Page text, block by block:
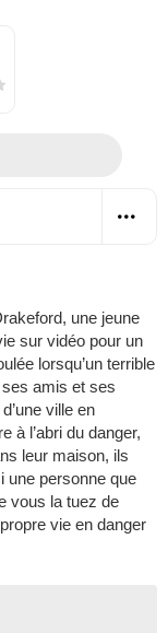
une jeune
sur vidéo pour un
lorsqu’un terrible
amis et ses
ville en
à l’abri du danger,
leur maison, ils
une personne que
vous la tuez de
vie en danger